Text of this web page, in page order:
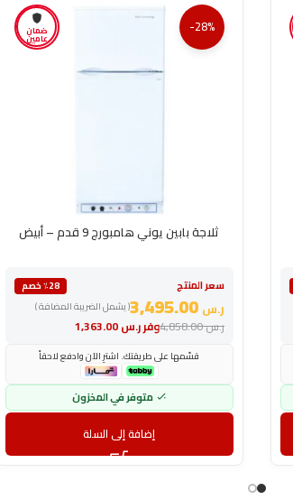
ضمان
عامين
-28%
ثلاجة بابين يوني هامبورج 9 قدم – أبيض
سعر المنتج
٪28 خصم
( يشمل الضريبة المضافة )
ر.س
وفرر.س ر.س4,858.00
قسّمها على طريقتك. اشترِ الآن وادفع لاحقاً
متوفر في المخزون
إضافة إلى السلة